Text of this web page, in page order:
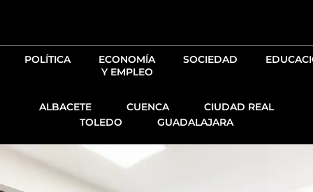
POLÍTICA
ECONOMÍA
Y EMPLEO
SOCIEDAD
ALBACETE CUENCA
CIUDAD REAL
TOLEDO
GUADALAJARA